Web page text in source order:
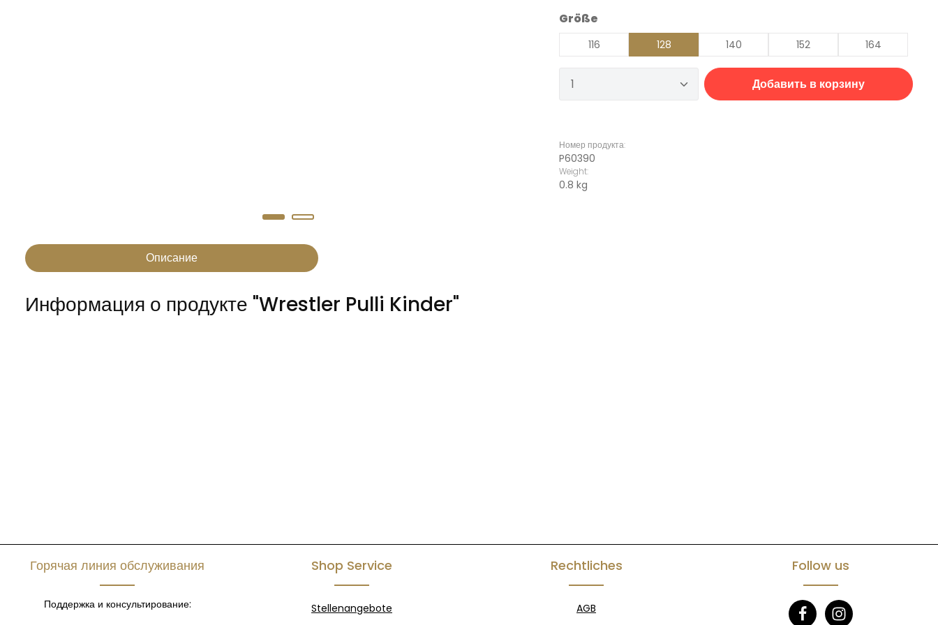
Выберите
Größe
116 128 140 152 164
Количество продукта: введите желаемое
Добавить в корзину
Номер продукта:
P60390
Weight:
0.8 kg
Описание
Информация о продукте "Wrestler Pulli Kinder"
Горячая линия обслуживания
Поддержка и консультирование:
Shop Service
Stellenangebote
Rechtliches
AGB
Follow us